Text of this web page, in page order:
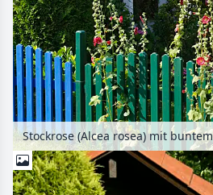
Stockrose (Alcea rosea) mit